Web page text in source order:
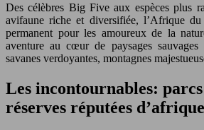
Des célèbres Big Five aux espèces plus
avifaune riche et diversifiée, l’Afrique
permanent pour les amoureux de la
aventure au cœur de paysages sauvages
savanes verdoyantes, montagnes
Les incontournables:
réserves réputées